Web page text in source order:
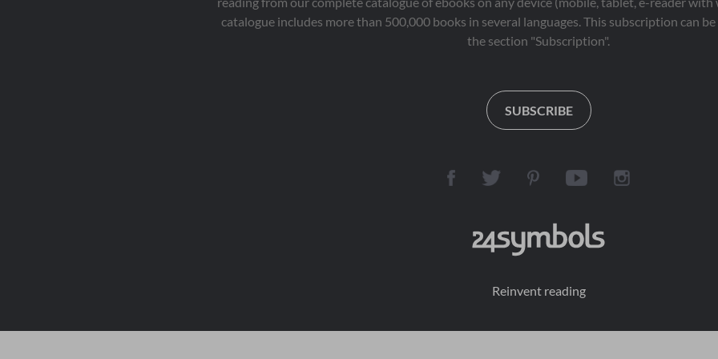
catalogue includes more than 500,000 books in several languages. This subscription can
the section "Subscription".
SUBSCRIBE
Reinvent reading